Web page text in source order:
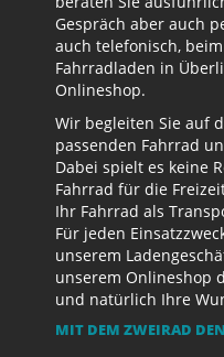
Gespräch aber auch
auch telefonisch,
Fahrradladen in
Onlineshop.
Wir begleiten Sie auf
passenden Fahrrad
Dabei spielt es keine
Fahrrad für die
Ihr Fahrrad als
Für jeden
unserem
unserem Onlineshop
und natürlich Ihre
MIT DEM ZWEIRAD